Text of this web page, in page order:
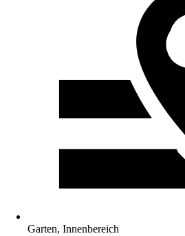
Garten, Innenbereich